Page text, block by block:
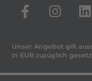
Unser Angebot gilt
in EUR zuzüglich